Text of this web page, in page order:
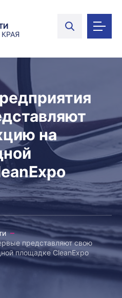
на
представляют свою
площадке CleanExpo